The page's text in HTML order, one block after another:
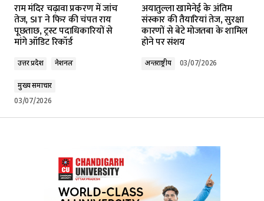
Required fields are marked*
Comment
Your Name*
Submit Comment
राम मंदिर चढ़ावा प्रकरण में जांच
तेज, SIT ने फिर की चंपत राय
पूछताछ, ट्रस्ट पदाधिकारियों से
मांगे ऑडिट रिकॉर्ड
उत्तर प्रदेश नेशनल
मुख्य समाचार
03/07/2026
अयातुल्ला खामेनेई के अंतिम
संस्कार की तैयारियां तेज, सुरक्षा
कारणों से बेटे मोजतबा के शामिल
होने पर संशय
अन्तर्राष्ट्रीय 03/07/2026